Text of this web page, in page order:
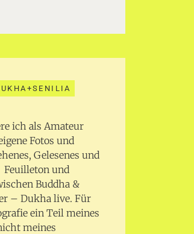
ich als Amateur
Fotos und
Gelesenes und
Feuilleton und
Buddha &
– Dukha live. Für
ein Teil meines
meines